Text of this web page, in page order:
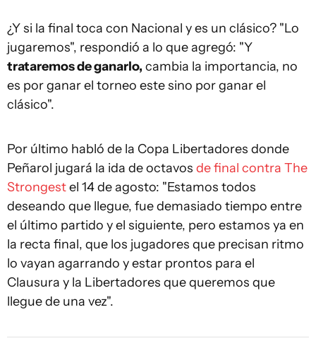
¿Y si la final toca con Nacional y es un clásico? "Lo
jugaremos", respondió a lo que agregó: "Y
trataremos de ganarlo, cambia la importancia, no
es por ganar el torneo este sino por ganar el
clásico".
Por último habló de la Copa Libertadores donde
Peñarol jugará la ida de octavos de final contra The
Strongestel 14 de agosto: "Estamos todos
deseando que llegue, fue demasiado tiempo entre
el último partido y el siguiente, pero estamos ya en
la recta final, que los jugadores que precisan ritmo
lo vayan agarrando y estar prontos para el
Clausura y la Libertadores que queremos que
llegue de una vez".